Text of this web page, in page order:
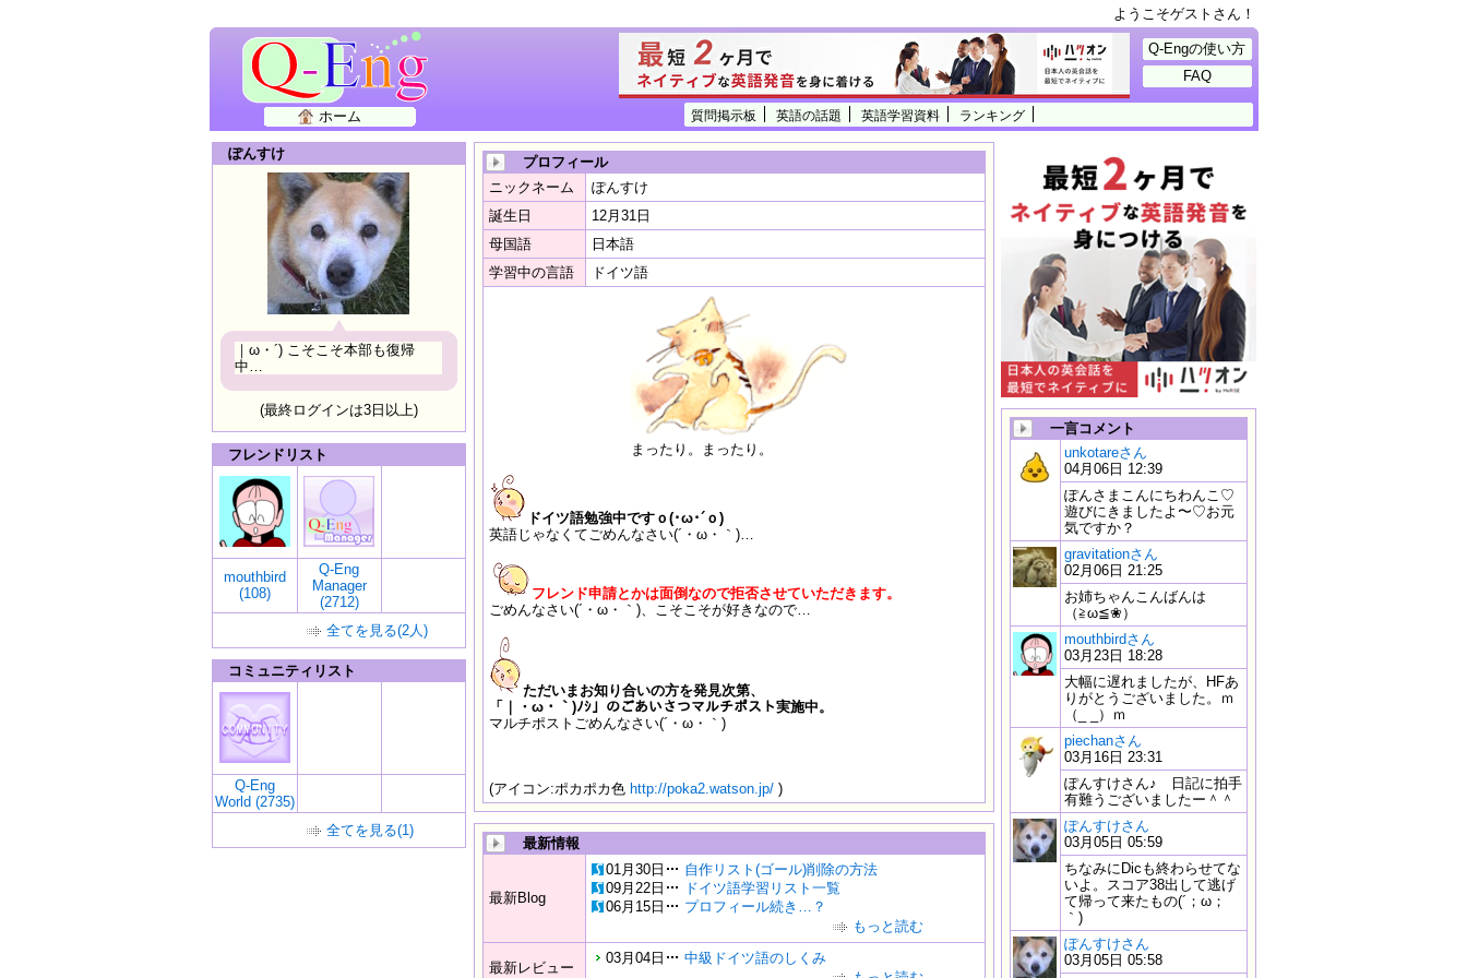
ようこそゲストさん！
質問掲示板 英語の話題 英語学習資料 ランキング
ホーム
Q-Engの使い方
FAQ
ぽんすけ
｜ω・´) こそこそ本部も復帰
中…
(最終ログインは3日以上)
フレンドリスト
mouthbird
(108)
Q-Eng
Manager
(2712)
全てを見る(2人)
コミュニティリスト
Q-Eng
World (2735)
全てを見る(1)
プロフィール
ニックネーム
ぽんすけ
誕生日
12月31日
母国語
日本語
学習中の言語
ドイツ語
まったり。まったり。
ドイツ語勉強中ですｏ(･ω･´ｏ)
英語じゃなくてごめんなさい(´・ω・｀)…
フレンド申請とかは面倒なので拒否させていただきます。
ごめんなさい(´・ω・｀)、こそこそが好きなので…
ただいまお知り合いの方を発見次第、
「｜・ω・｀)ﾉｼ」のごあいさつマルチポスト実施中。
マルチポストごめんなさい(´・ω・｀)
(アイコン:ポカポカ色 http://poka2.watson.jp/)
最新情報
最新Blog
01月30日
自作リスト(ゴール)削除の方法
09月22日
ドイツ語学習リスト一覧
06月15日
プロフィール続き…？
もっと読む
最新レビュー
03月04日
中級ドイツ語のしくみ
一言コメント
unkotareさん
04月06日 12:39
ぽんさまこんにちわんこ♡
遊びにきましたよ〜♡お元
気ですか？
gravitationさん
02月06日 21:25
お姉ちゃんこんばんは
（≧ω≦❀）
mouthbirdさん
03月23日 18:28
大幅に遅れましたが、HFあ
りがとうございました。ｍ
（_ _）ｍ
piechanさん
03月16日 23:31
ぽんすけさん♪ 日記に拍手
有難うございましたー＾＾
ぽんすけさん
03月05日 05:59
ちなみにDicも終わらせてな
いよ。スコア38出して逃げ
て帰って来たもの(´；ω；
｀)
ぽんすけさん
03月05日 05:58